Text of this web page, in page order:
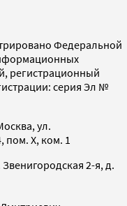
Федеральной
регистрационный
серия Эл №
ул.
пом. X, ком. 1
2-я, д.